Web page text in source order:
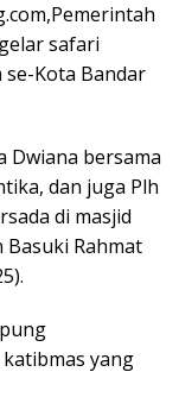
safari
se-Kota Bandar
Dwiana bersama
dan juga Plh
di masjid
Basuki Rahmat
yang